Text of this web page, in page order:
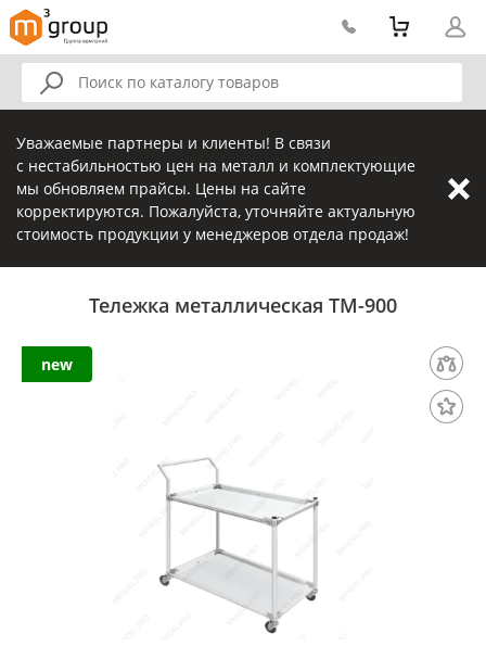
Уважаемые партнеры и клиенты! В связи
с нестабильностью цен на металл и комплектующие
мы обновляем прайсы. Цены на сайте
корректируются. Пожалуйста, уточняйте актуальную
стоимость продукции у менеджеров отдела продаж!
Тележка металлическая ТМ-900
new